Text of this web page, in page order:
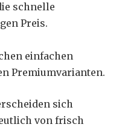
schnelle
Preis.
einfachen
Premiumvarianten.
sich
von frisch